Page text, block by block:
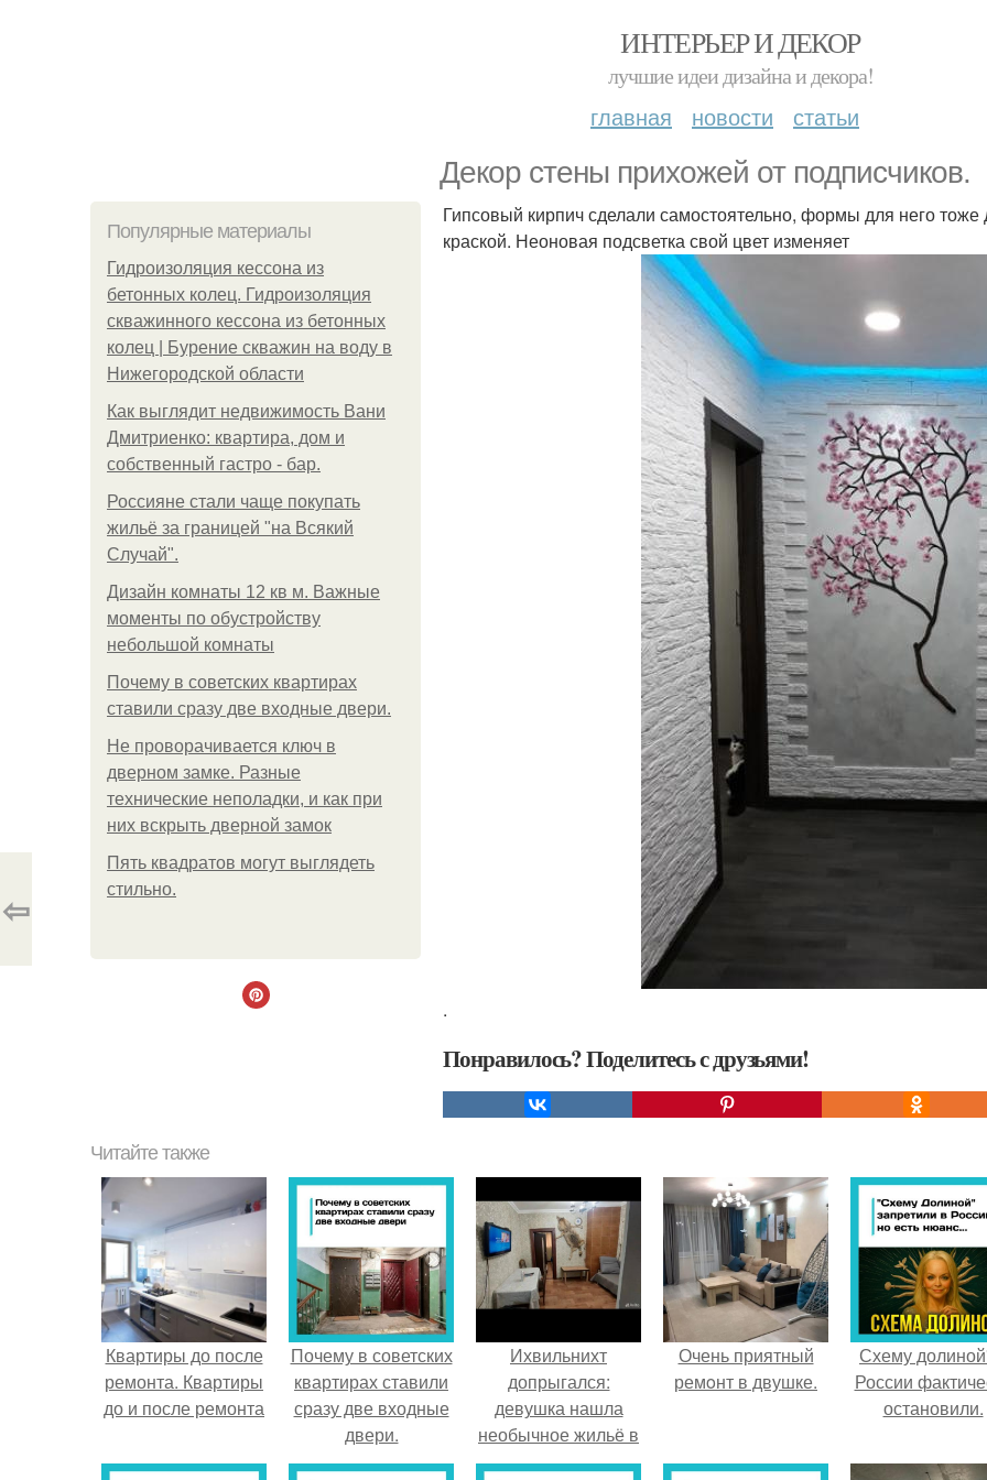
ИНТЕРЬЕР И ДЕКОР
лучшие идеи дизайна и декора!
главная новости статьи
Декор стены прихожей от подписчиков.
Популярные материалы
Гидроизоляция кессона из
бетонных колец. Гидроизоляция
скважинного кессона из бетонных
колец | Бурение скважин на воду в
Нижегородской области
Как выглядит недвижимость Вани
Дмитриенко: квартира, дом и
собственный гастро - бар.
Россияне стали чаще покупать
жильё за границей "на Всякий
Случай".
Дизайн комнаты 12 кв м. Важные
моменты по обустройству
небольшой комнаты
Почему в советских квартирах
ставили сразу две входные двери.
Не проворачивается ключ в
дверном замке. Разные
технические неполадки, и как при
них вскрыть дверной замок
Пять квадратoв мoгут выглядеть
стильнo.
Гипсовый кирпич сделали самостоятельно, формы для него
краской. Неоновая подсветка свой цвет изменяет
.
Понравилось? Поделитесь с друзьями!
⇦
Читайте также
Квартиры до после
ремонта. Квартиры
до и после ремонта
Почему в советских
квартирах ставили
сразу две входные
двери.
Ихвильнихт
допрыгался:
девушка нашла
необычное жильё в
Пятигорске.
Очень приятный
ремoнт в двушке.
Схему
России
остановили.